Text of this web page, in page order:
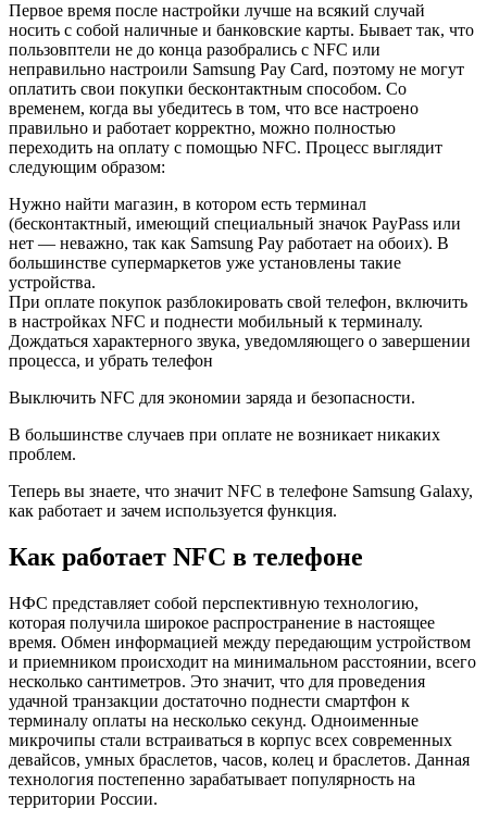
Первое время после настройки лучше на всякий случай
носить с собой наличные и банковские карты. Бывает так, что
пользовптели не до конца разобрались с NFC или
неправильно настроили Samsung Pay Card, поэтому не могут
оплатить свои покупки бесконтактным способом. Со
временем, когда вы убедитесь в том, что все настроено
правильно и работает корректно, можно полностью
переходить на оплату с помощью NFC. Процесс выглядит
следующим образом:
Нужно найти магазин, в котором есть терминал
(бесконтактный, имеющий специальный значок PayPass или
нет — неважно, так как Samsung Pay работает на обоих). В
большинстве супермаркетов уже установлены такие
устройства.
При оплате покупок разблокировать свой телефон, включить
в настройках NFC и поднести мобильный к терминалу.
Дождаться характерного звука, уведомляющего о завершении
процесса, и убрать телефон
Выключить NFC для экономии заряда и безопасности.
В большинстве случаев при оплате не возникает никаких
проблем.
Теперь вы знаете, что значит NFC в телефоне Samsung Galaxy,
как работает и зачем используется функция.
Как работает NFC в телефоне
НФС представляет собой перспективную технологию,
которая получила широкое распространение в настоящее
время. Обмен информацией между передающим устройством
и приемником происходит на минимальном расстоянии, всего
несколько сантиметров. Это значит, что для проведения
удачной транзакции достаточно поднести смартфон к
терминалу оплаты на несколько секунд. Одноименные
микрочипы стали встраиваться в корпус всех современных
девайсов, умных браслетов, часов, колец и браслетов. Данная
технология постепенно зарабатывает популярность на
территории России.